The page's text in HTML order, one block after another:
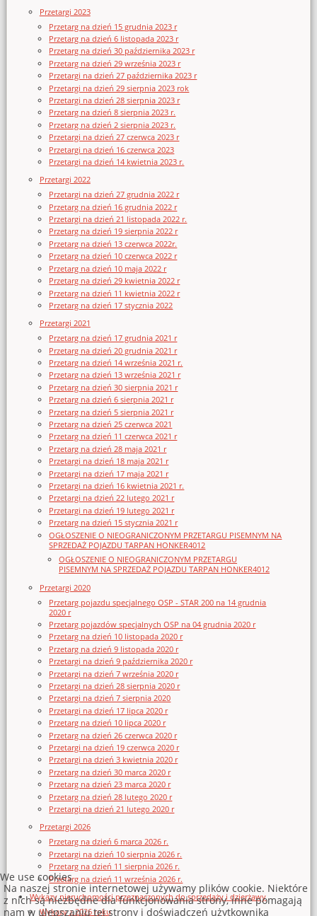
Przetargi 2023
Przetarg na dzień 15 grudnia 2023 r
Przetarg na dzień 6 listopada 2023 r
Przetarg na dzień 30 października 2023 r
Przetarg na dzień 29 września 2023 r
Przetargi na dzień 27 października 2023 r
Przetargi na dzień 29 sierpnia 2023 rok
Przetargi na dzień 28 sierpnia 2023 r
Przetarg na dzień 8 sierpnia 2023 r.
Przetarg na dzień 2 sierpnia 2023 r.
Przetargi na dzień 27 czerwca 2023 r
Przetargi na dzień 16 czerwca 2023
Przetargi na dzień 14 kwietnia 2023 r.
Przetargi 2022
Przetargi na dzień 27 grudnia 2022 r
Przetarg na dzień 16 grudnia 2022 r
Przetargi na dzień 21 listopada 2022 r.
Przetarg na dzień 19 sierpnia 2022 r
Przetarg na dzień 13 czerwca 2022r.
Przetarg na dzień 10 czerwca 2022 r
Przetarg na dzień 10 maja 2022 r
Przetarg na dzień 29 kwietnia 2022 r
Przetarg na dzień 11 kwietnia 2022 r
Przetarg na dzień 17 stycznia 2022
Przetargi 2021
Przetarg na dzień 17 grudnia 2021 r
Przetarg na dzień 20 grudnia 2021 r
Przetarg na dzień 14 września 2021 r.
Przetarg na dzień 13 września 2021 r
Przetarg na dzień 30 sierpnia 2021 r
Przetarg na dzień 6 sierpnia 2021 r
Przetarg na dzień 5 sierpnia 2021 r
Przetarg na dzień 25 czerwca 2021
Przetarg na dzień 11 czerwca 2021 r
Przetarg na dzień 28 maja 2021 r
Przetargi na dzień 18 maja 2021 r
Przetargi na dzień 17 maja 2021 r
Przetargi na dzień 16 kwietnia 2021 r.
Przetargi na dzień 22 lutego 2021 r
Przetargi na dzień 19 lutego 2021 r
Przetarg na dzień 15 stycznia 2021 r
OGŁOSZENIE O NIEOGRANICZONYM PRZETARGU PISEMNYM NA
SPRZEDAŻ POJAZDU TARPAN HONKER4012
OGŁOSZENIE O NIEOGRANICZONYM PRZETARGU
PISEMNYM NA SPRZEDAŻ POJAZDU TARPAN HONKER4012
Przetargi 2020
Przetarg pojazdu specjalnego OSP - STAR 200 na 14 grudnia
2020 r
Przetarg pojazdów specjalnych OSP na 04 grudnia 2020 r
Przetarg na dzień 10 listopada 2020 r
Przetarg na dzień 9 listopada 2020 r
Przetargi na dzień 9 października 2020 r
Przetargi na dzień 7 września 2020 r
Przetargi na dzień 28 sierpnia 2020 r
Przetargi na dzień 7 sierpnia 2020
Przetargi na dzień 17 lipca 2020 r
Przetarg na dzień 10 lipca 2020 r
Przetarg na dzień 26 czerwca 2020 r
Przetargi na dzień 19 czerwca 2020 r
Przetargi na dzień 3 kwietnia 2020 r
Przetarg na dzień 30 marca 2020 r
Przetarg na dzień 23 marca 2020 r
Przetarg na dzień 28 lutego 2020 r
Przetargi na dzień 21 lutego 2020 r
Przetargi 2026
Przetarg na dzień 6 marca 2026 r.
Przetargi na dzień 10 sierpnia 2026 r.
Przetarg na dzień 11 sierpnia 2026 r.
Przetarg na dzień 11 września 2026 r.
Wykazy nieruchomości przeznaczonych do sprzedaży i dzierżawy
Wykazy z 2026 roku
We use cookies
Na naszej stronie internetowej używamy plików cookie. Niektóre
z nich są niezbędne dla funkcjonowania strony, inne pomagają
nam w ulepszaniu tej strony i doświadczeń użytkownika